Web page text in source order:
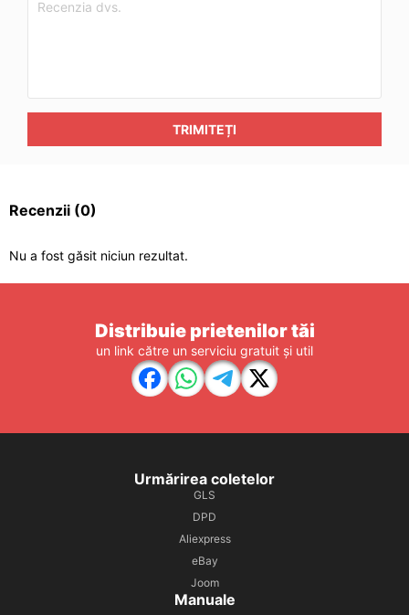
TRIMITEȚI
Recenzii (0)
Nu a fost găsit niciun rezultat.
Distribuie prietenilor tăi
un link către un serviciu gratuit și util
Urmărirea coletelor
GLS
DPD
Aliexpress
eBay
Joom
Manuale